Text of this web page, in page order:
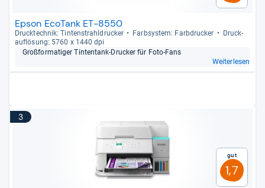
Epson EcoTank ET-8550
Druck­tech­nik: Tin­ten­strahl­dru­cker Farb­sys­tem: Farb­dru­cker
Druck­
auf­lö­sung: 5760 x 1440 dpi
Groß­for­ma­ti­ger Tin­ten­tank-​Dru­cker für Foto-​Fans
Weiterlesen
3
Gut
1,7